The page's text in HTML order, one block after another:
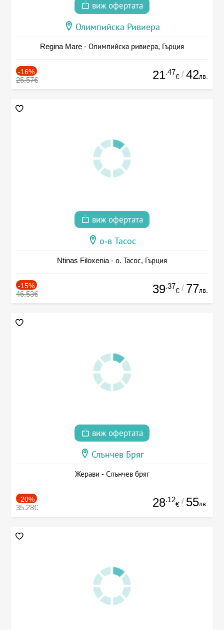
виж офертата
Олимпийска Ривиера
Regina Mare - Олимпийска ривиера, Гърция
-16%
25.57€ 21.47
€ / 42лв.
виж офертата
о-в Тасос
Ntinas Filoxenia - о. Тасос, Гърция
-15%
46.53€ 39.37
€ / 77лв.
виж офертата
Слънчев Бряг
Жерави - Слънчев бряг
-20%
35.28€ 28.12
€ / 55лв.